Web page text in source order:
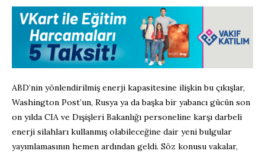
ABD’nin yönlendirilmiş enerji kapasitesine ilişkin bu çıkışlar,
Washington Post’un, Rusya ya da başka bir yabancı gücün son
on yılda CIA ve Dışişleri Bakanlığı personeline karşı darbeli
enerji silahları kullanmış olabileceğine dair yeni bulgular
yayımlamasının hemen ardından geldi. Söz konusu vakalar,